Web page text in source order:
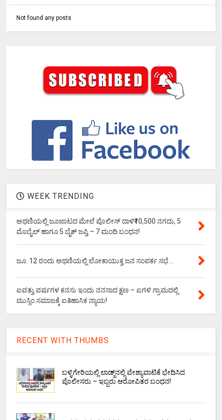
Not found any posts
WEEK TRENDING
ಅಥಣಿಯಲ್ಲಿ ಜೂಜಾಟದ ಮೇಲೆ ಪೊಲೀಸ್ ದಾಳಿ₹10,500 ನಗದು, 5
ಮೊಬೈಲ್ ಹಾಗೂ 5 ಬೈಕ್ ಜಪ್ತಿ – 7 ಮಂದಿ ಬಂಧನ!
ಜೂ. 12 ರಂದು ಅಥಣಿಯಲ್ಲಿ ಲೋಕಾಯುಕ್ತ ಜನ ಸಂಪರ್ಕ ಸಭೆ ..
ಐವತ್ತು ವರ್ಷಗಳ ಕನಸು ಇಂದು ನನಸಾದ ಕ್ಷಣ – ಐಗಳಿ ಗ್ರಾಮದಲ್ಲಿ
ಮುಸ್ಲಿಂ ಸಮಾಜಕ್ಕೆ ಐತಿಹಾಸಿಕ ನ್ಯಾಯ!
RECENT WITH THUMBS
ಬಳ್ಳಿಗೇರಿಯಲ್ಲಿ ಲಾಡ್ಜ್‌ನಲ್ಲಿ ವೇಶ್ಯಾವಾಟಿಕೆ ಭೇದಿಸಿದ
ಪೊಲೀಸರು – ಇಬ್ಬರು ಆರೋಪಿತರ ಬಂಧನ!